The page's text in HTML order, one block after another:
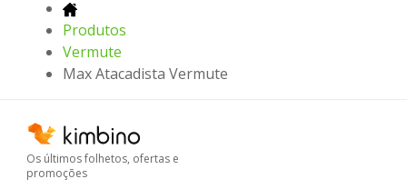
Produtos
Vermute
Max Atacadista Vermute
Os últimos folhetos, ofertas e
promoções